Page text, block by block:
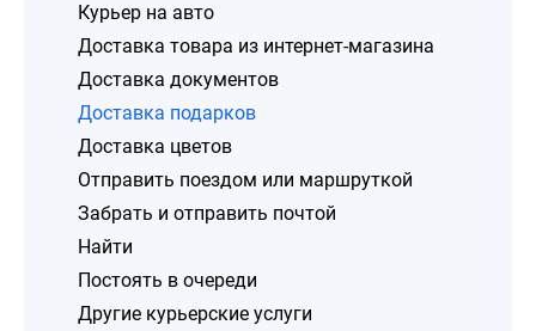
Курьер на авто
Доставка товара из интернет-магазина
Доставка документов
Доставка подарков
Доставка цветов
Отправить поездом или маршруткой
Забрать и отправить почтой
Найти
Постоять в очереди
Другие курьерские услуги